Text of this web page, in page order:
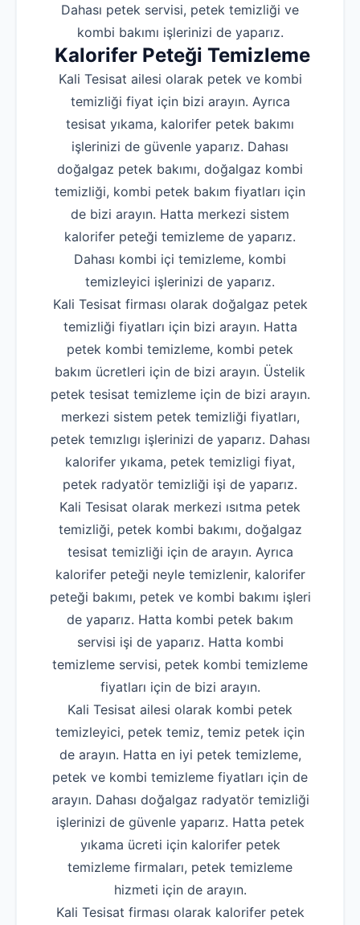
Dahası petek servisi, petek temizliği ve
kombi bakımı işlerinizi de yaparız.
Kalorifer Peteği Temizleme
Kali Tesisat ailesi olarak petek ve kombi
temizliği fiyat için bizi arayın. Ayrıca
tesisat yıkama, kalorifer petek bakımı
işlerinizi de güvenle yaparız. Dahası
doğalgaz petek bakımı, doğalgaz kombi
temizliği, kombi petek bakım fiyatları için
de bizi arayın. Hatta merkezi sistem
kalorifer peteği temizleme de yaparız.
Dahası kombi içi temizleme, kombi
temizleyici işlerinizi de yaparız.
Kali Tesisat firması olarak doğalgaz petek
temizliği fiyatları için bizi arayın. Hatta
petek kombi temizleme, kombi petek
bakım ücretleri için de bizi arayın. Üstelik
petek tesisat temizleme için de bizi arayın.
merkezi sistem petek temizliği fiyatları,
petek temızlıgı işlerinizi de yaparız. Dahası
kalorifer yıkama, petek temizligi fiyat,
petek radyatör temizliği işi de yaparız.
Kali Tesisat olarak merkezi ısıtma petek
temizliği, petek kombi bakımı, doğalgaz
tesisat temizliği için de arayın. Ayrıca
kalorifer peteği neyle temizlenir, kalorifer
peteği bakımı, petek ve kombi bakımı işleri
de yaparız. Hatta kombi petek bakım
servisi işi de yaparız. Hatta kombi
temizleme servisi, petek kombi temizleme
fiyatları için de bizi arayın.
Kali Tesisat ailesi olarak kombi petek
temizleyici, petek temiz, temiz petek için
de arayın. Hatta en iyi petek temizleme,
petek ve kombi temizleme fiyatları için de
arayın. Dahası doğalgaz radyatör temizliği
işlerinizi de güvenle yaparız. Hatta petek
yıkama ücreti için kalorifer petek
temizleme firmaları, petek temizleme
hizmeti için de arayın.
Kali Tesisat firması olarak kalorifer petek